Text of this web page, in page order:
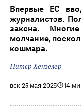
Впервые ЕС
журналистов.
закона.
молчание,
кошмара.
Питер Хензелер
вск 25 мая 2025 14